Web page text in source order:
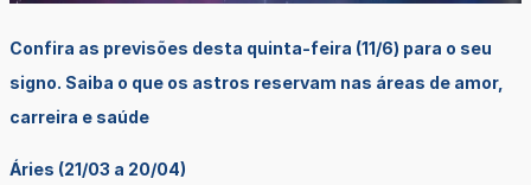
Confira as previsões desta quinta-feira (11/6) para o seu
signo. Saiba o que os astros reservam nas áreas de amor,
carreira e saúde
Áries (21/03 a 20/04)